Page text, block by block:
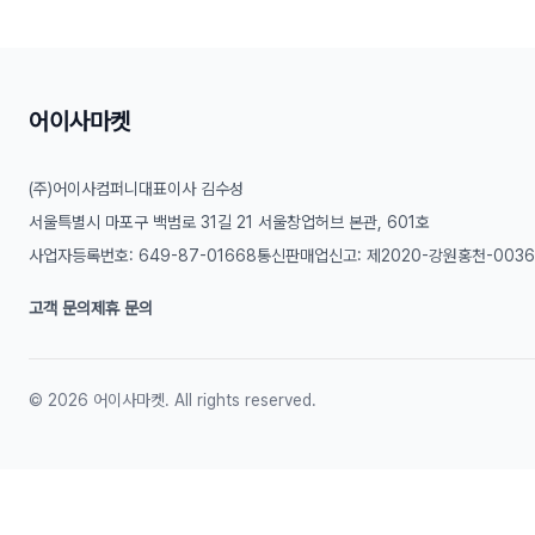
어이사마켓
(주)어이사컴퍼니 대표이사 김수성
서울특별시 마포구 백범로 31길 21 서울창업허브 본관, 601호
사업자등록번호: 649-87-01668통신판매업신고: 제2020-강원홍천-
고객 문의제휴 문의
© 2026 어이사마켓. All rights reserved.